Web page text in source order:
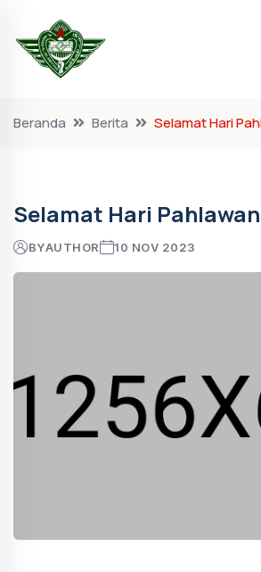
Beranda Berita Selamat Hari
Selamat Hari Pahlawan
BYAUTHOR 10 NOV 2023